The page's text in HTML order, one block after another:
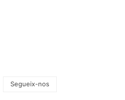
Segueix-nos